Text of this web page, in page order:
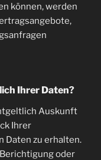
können, werden
Ihrer Daten?
Auskunft
Ihrer
Daten zu erhalten.
oder